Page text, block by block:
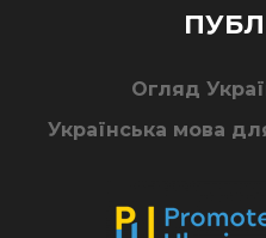
Огляд
Українська мова